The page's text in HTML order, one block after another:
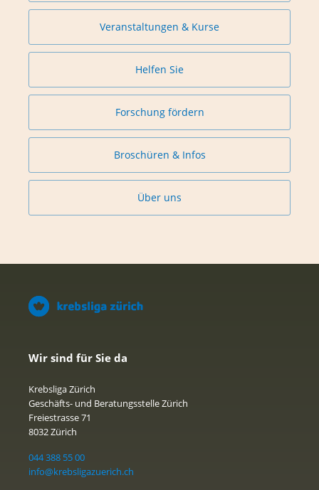
Veranstaltungen & Kurse
Helfen Sie
Forschung fördern
Broschüren & Infos
Über uns
Wir sind für Sie da
Krebsliga Zürich
Geschäfts- und Beratungsstelle Zürich
Freiestrasse 71
8032 Zürich
044 388 55 00
info@krebsligazuerich.ch